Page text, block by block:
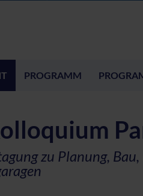
PROGRAMM
zu Planung,